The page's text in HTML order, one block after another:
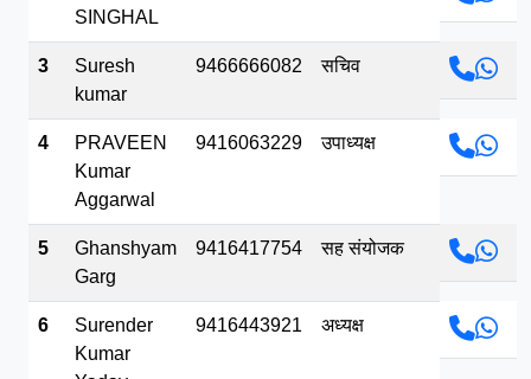
SINGHAL
3
Suresh
kumar
9466666082 सचिव
4
PRAVEEN
Kumar
Aggarwal
9416063229 उपाध्यक्ष
5
Ghanshyam
Garg
9416417754 सह संयोजक
6
Surender
Kumar
9416443921 अध्यक्ष